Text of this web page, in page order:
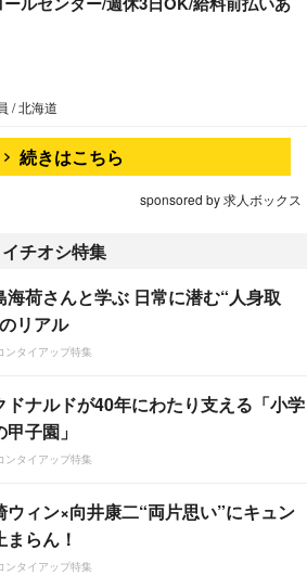
/ 北海道
続きはこちら
sponsored by 求人ボックス
チオシ特集
海荷さんと学ぶ 日常に潜む“人身取
リアル
ンタイアップ特集
ドナルドが40年にわたり支える「小学
甲子園」
ンタイアップ特集
ウィン×向井康二“両片思い”にキュン
まらん！
ンタイアップ特集